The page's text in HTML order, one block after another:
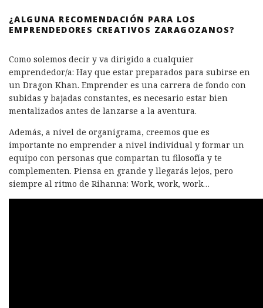
¿ALGUNA RECOMENDACIÓN PARA LOS
EMPRENDEDORES CREATIVOS ZARAGOZANOS?
Como solemos decir y va dirigido a cualquier
emprendedor/a: Hay que estar preparados para subirse en
un Dragon Khan. Emprender es una carrera de fondo con
subidas y bajadas constantes, es necesario estar bien
mentalizados antes de lanzarse a la aventura.
Además, a nivel de organigrama, creemos que es
importante no emprender a nivel individual y formar un
equipo con personas que compartan tu filosofía y te
complementen. Piensa en grande y llegarás lejos, pero
siempre al ritmo de Rihanna: Work, work, work…